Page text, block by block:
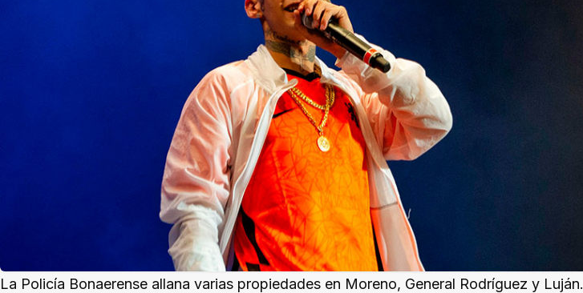
La Policía Bonaerense allana varias propiedades en Moreno, General Rodríguez y Luján.